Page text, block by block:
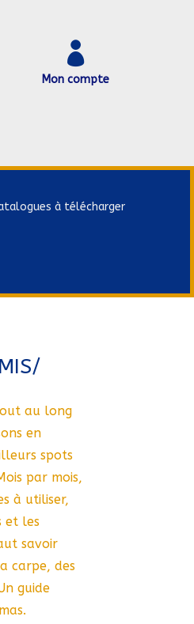

Mon compte
à télécharger
au long
en
spots
par mois,
à utiliser,
et les
savoir
carpe, des
guide